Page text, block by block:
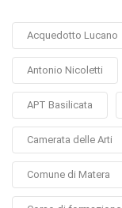
Acquedotto Lucano
Antonio Nicoletti
APT Basilicata
Camerata delle Arti
Comune di Matera